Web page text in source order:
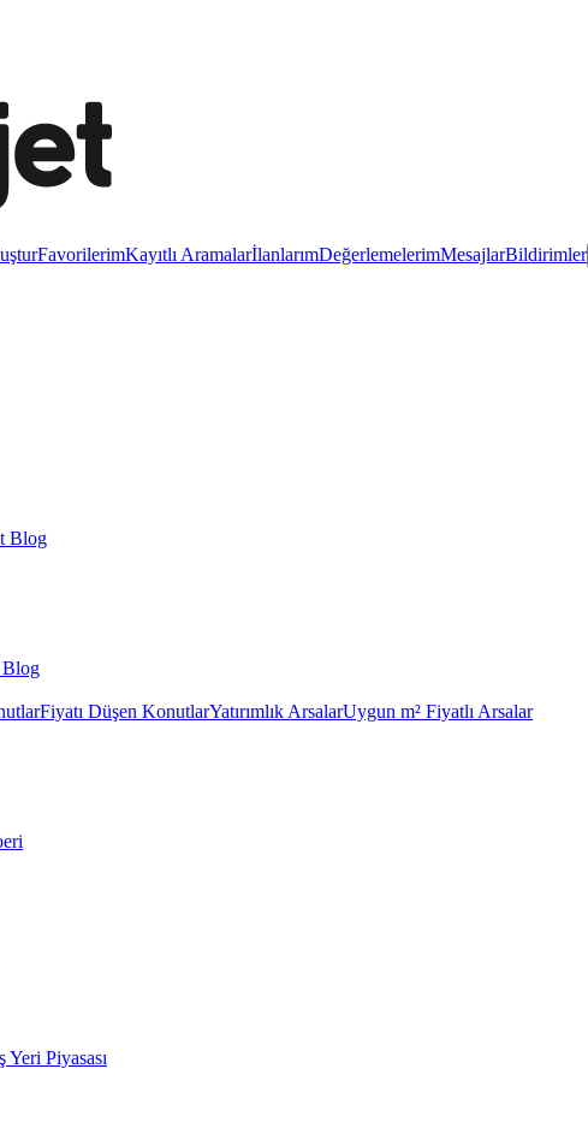
FavorilerimKayıtlı AramalarİlanlarımDeğerlemelerimMesajlarBildirimler
Blog
Blog
Fiyatı Düşen KonutlarYatırımlık ArsalarUygun m² Fiyatlı Arsalar
Yeri Piyasası